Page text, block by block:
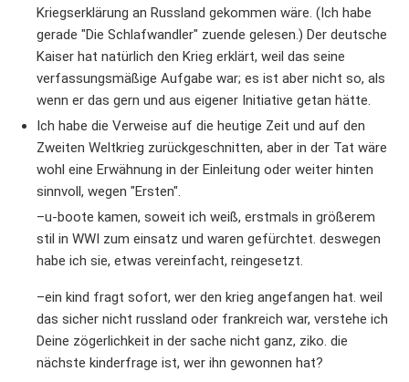
Kriegserklärung an Russland gekommen wäre. (Ich habe
gerade "Die Schlafwandler" zuende gelesen.) Der deutsche
Kaiser hat natürlich den Krieg erklärt, weil das seine
verfassungsmäßige Aufgabe war; es ist aber nicht so, als
wenn er das gern und aus eigener Initiative getan hätte.
Ich habe die Verweise auf die heutige Zeit und auf den
Zweiten Weltkrieg zurückgeschnitten, aber in der Tat wäre
wohl eine Erwähnung in der Einleitung oder weiter hinten
sinnvoll, wegen "Ersten".
–u-boote kamen, soweit ich weiß, erstmals in größerem
stil in WWI zum einsatz und waren gefürchtet. deswegen
habe ich sie, etwas vereinfacht, reingesetzt.
–ein kind fragt sofort, wer den krieg angefangen hat. weil
das sicher nicht russland oder frankreich war, verstehe ich
Deine zögerlichkeit in der sache nicht ganz, ziko. die
nächste kinderfrage ist, wer ihn gewonnen hat?